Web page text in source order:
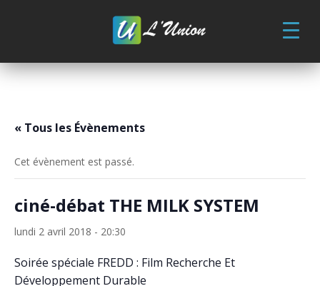
« Tous les Évènements
Cet évènement est passé.
ciné-débat THE MILK SYSTEM
lundi 2 avril 2018 - 20:30
Soirée spéciale FREDD : Film Recherche Et
Développement Durable